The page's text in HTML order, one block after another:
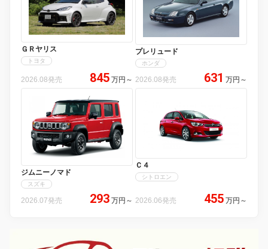
ＧＲヤリス
トヨタ
2026.08発売 845 万円 ～
プレリュード
ホンダ
2026.08発売 631 万円 ～
ジムニーノマド
スズキ
2026.07発売 293 万円 ～
Ｃ４
シトロエン
2026.06発売 455 万円 ～